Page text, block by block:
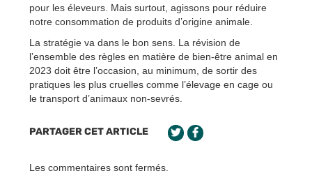
pour les éleveurs. Mais surtout, agissons pour réduire
notre consommation de produits d’origine animale.
La stratégie va dans le bon sens. La révision de
l’ensemble des règles en matière de bien-être animal en
2023 doit être l’occasion, au minimum, de sortir des
pratiques les plus cruelles comme l’élevage en cage ou
le transport d’animaux non-sevrés.
PARTAGER CET ARTICLE
Les commentaires sont fermés.